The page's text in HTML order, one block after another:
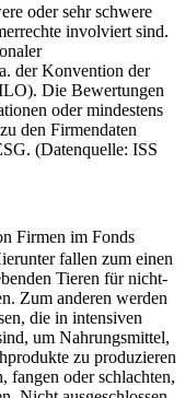
oder sehr schwere
involviert sind.
der Konvention der
Die Bewertungen
oder mindestens
den Firmendaten
(Datenquelle: ISS
Firmen im Fonds
fallen zum einen
Tieren für nicht-
Zum anderen werden
die in intensiven
um Nahrungsmittel,
zu produzieren
fangen oder schlachten,